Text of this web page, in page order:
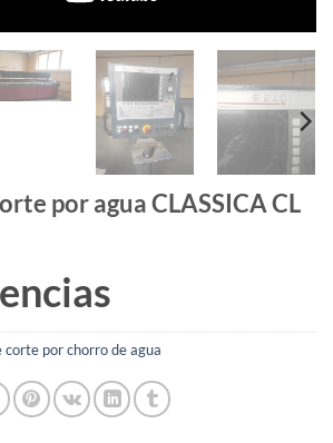
por agua CLASSICA CL
corte por chorro de agua